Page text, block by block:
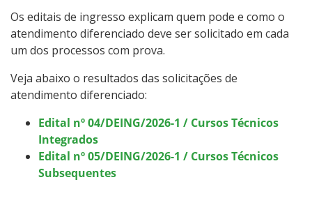
Os editais de ingresso explicam quem pode e como o
atendimento diferenciado deve ser solicitado em cada
um dos processos com prova.
Veja abaixo o resultados das solicitações de
atendimento diferenciado:
Edital nº 04/DEING/2026-1 / Cursos Técnicos
Integrados
Edital nº 05/DEING/2026-1 / Cursos Técnicos
Subsequentes